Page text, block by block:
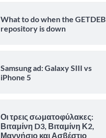
What to do when the GETDEB
repository is down
Samsung ad: Galaxy SIII vs
iPhone 5
Οι τρεις σωματοφύλακες:
Βιταμίνη D3, Βιταμίνη Κ2,
Μαγνήσιο και Ασβέστιο